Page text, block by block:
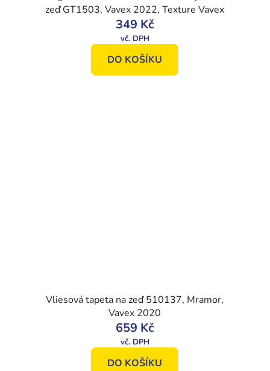
zeď GT1503, Vavex 2022, Texture Vavex
349 Kč
DO KOŠÍKU
Vliesová tapeta na zeď 510137, Mramor,
Vavex 2020
659 Kč
DO KOŠÍKU